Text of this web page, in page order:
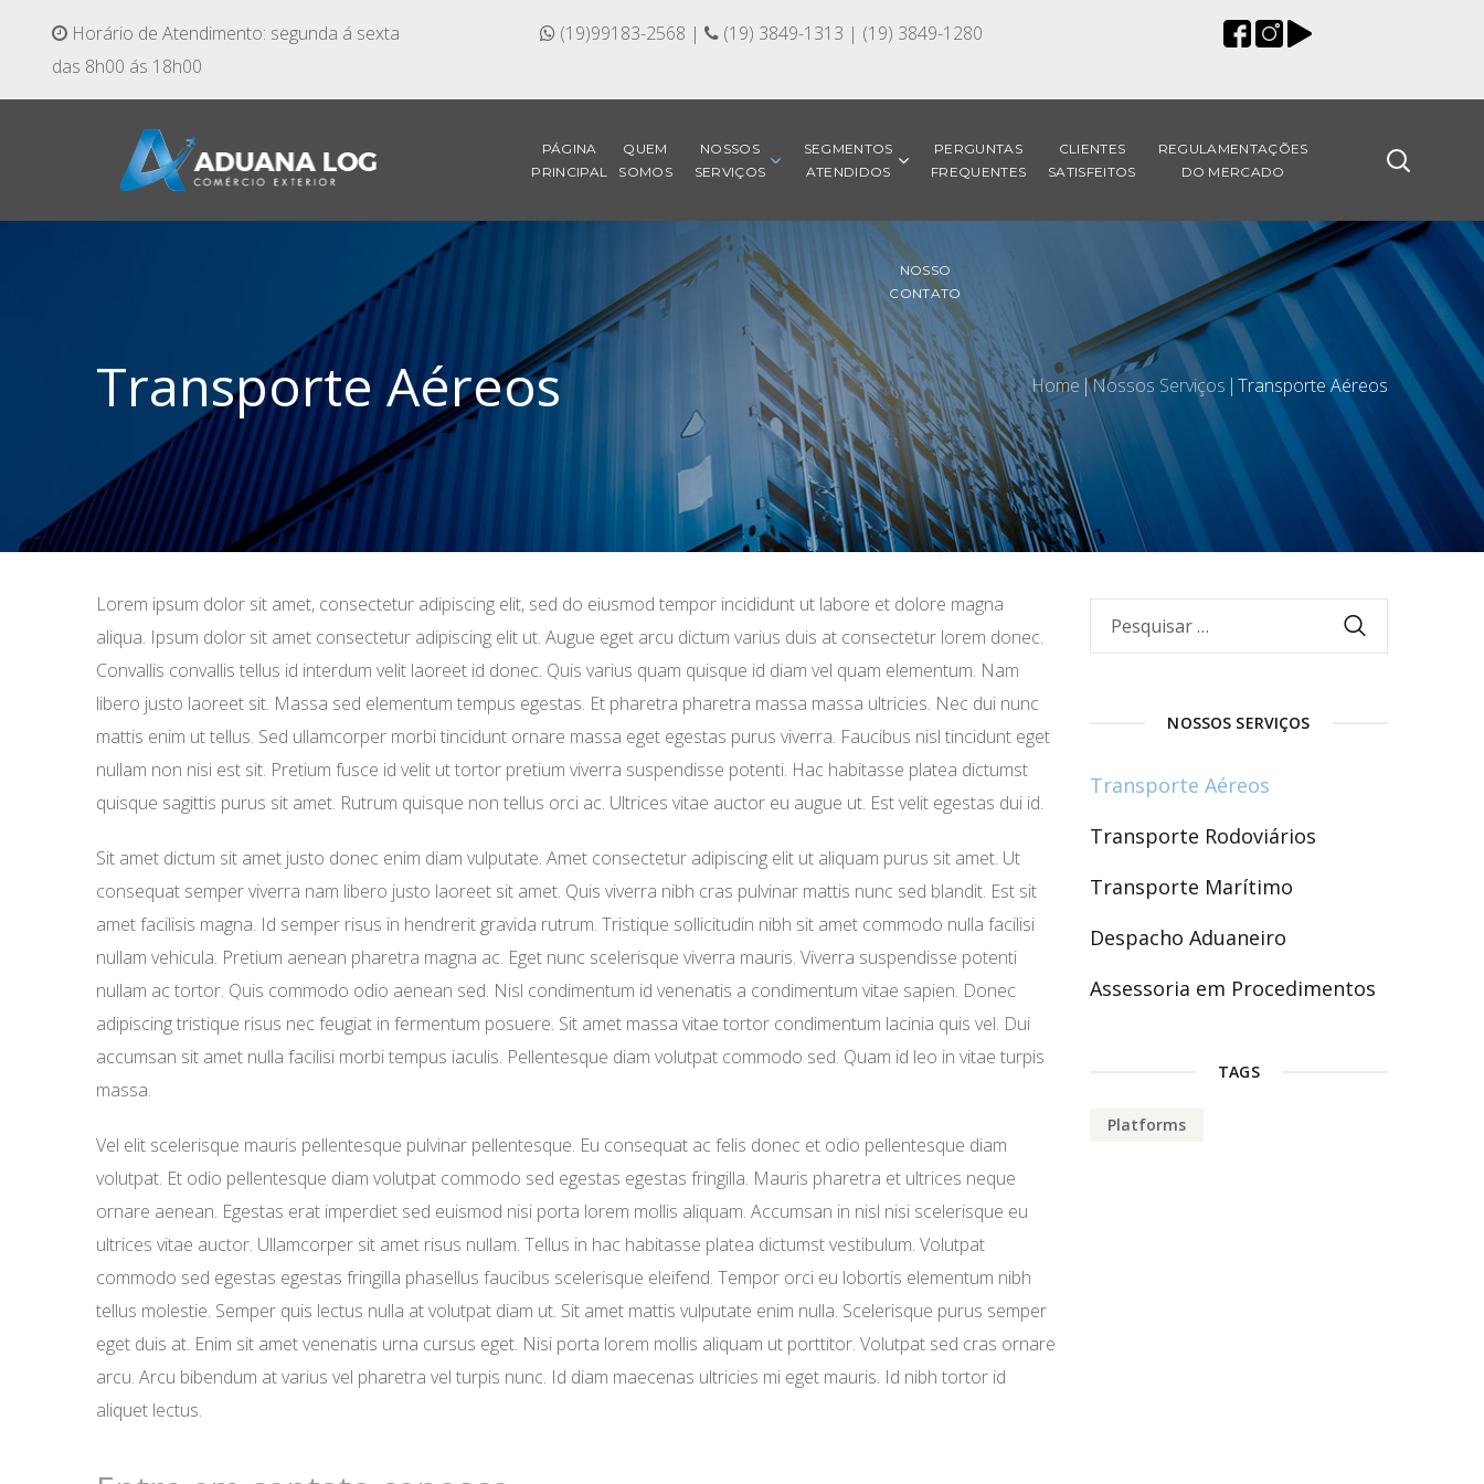
Horário de Atendimento: segunda á sexta
das 8h00 ás 18h00
(19)99183-2568 | (19) 3849-1313 | (19) 3849-1280
PÁGINA
PRINCIPAL
QUEM
SOMOS
NOSSOS
SERVIÇOS
SEGMENTOS
ATENDIDOS
PERGUNTAS
FREQUENTES
CLIENTES
SATISFEITOS
REGULAMENTAÇÕES
DO MERCADO
NOSSO
CONTATO
Transporte Aéreos Home Nossos Serviços Transporte Aéreos
Lorem ipsum dolor sit amet, consectetur adipiscing elit, sed do eiusmod tempor incididunt ut labore et dolore magna
aliqua. Ipsum dolor sit amet consectetur adipiscing elit ut. Augue eget arcu dictum varius duis at consectetur lorem donec.
Convallis convallis tellus id interdum velit laoreet id donec. Quis varius quam quisque id diam vel quam elementum. Nam
libero justo laoreet sit. Massa sed elementum tempus egestas. Et pharetra pharetra massa massa ultricies. Nec dui nunc
mattis enim ut tellus. Sed ullamcorper morbi tincidunt ornare massa eget egestas purus viverra. Faucibus nisl tincidunt eget
nullam non nisi est sit. Pretium fusce id velit ut tortor pretium viverra suspendisse potenti. Hac habitasse platea dictumst
quisque sagittis purus sit amet. Rutrum quisque non tellus orci ac. Ultrices vitae auctor eu augue ut. Est velit egestas dui id.
Sit amet dictum sit amet justo donec enim diam vulputate. Amet consectetur adipiscing elit ut aliquam purus sit amet. Ut
consequat semper viverra nam libero justo laoreet sit amet. Quis viverra nibh cras pulvinar mattis nunc sed blandit. Est sit
amet facilisis magna. Id semper risus in hendrerit gravida rutrum. Tristique sollicitudin nibh sit amet commodo nulla facilisi
nullam vehicula. Pretium aenean pharetra magna ac. Eget nunc scelerisque viverra mauris. Viverra suspendisse potenti
nullam ac tortor. Quis commodo odio aenean sed. Nisl condimentum id venenatis a condimentum vitae sapien. Donec
adipiscing tristique risus nec feugiat in fermentum posuere. Sit amet massa vitae tortor condimentum lacinia quis vel. Dui
accumsan sit amet nulla facilisi morbi tempus iaculis. Pellentesque diam volutpat commodo sed. Quam id leo in vitae turpis
massa.
Vel elit scelerisque mauris pellentesque pulvinar pellentesque. Eu consequat ac felis donec et odio pellentesque diam
volutpat. Et odio pellentesque diam volutpat commodo sed egestas egestas fringilla. Mauris pharetra et ultrices neque
ornare aenean. Egestas erat imperdiet sed euismod nisi porta lorem mollis aliquam. Accumsan in nisl nisi scelerisque eu
ultrices vitae auctor. Ullamcorper sit amet risus nullam. Tellus in hac habitasse platea dictumst vestibulum. Volutpat
commodo sed egestas egestas fringilla phasellus faucibus scelerisque eleifend. Tempor orci eu lobortis elementum nibh
tellus molestie. Semper quis lectus nulla at volutpat diam ut. Sit amet mattis vulputate enim nulla. Scelerisque purus semper
eget duis at. Enim sit amet venenatis urna cursus eget. Nisi porta lorem mollis aliquam ut porttitor. Volutpat sed cras ornare
arcu. Arcu bibendum at varius vel pharetra vel turpis nunc. Id diam maecenas ultricies mi eget mauris. Id nibh tortor id
aliquet lectus.
NOSSOS SERVIÇOS
Transporte Aéreos
Transporte Rodoviários
Transporte Marítimo
Despacho Aduaneiro
Assessoria em Procedimentos
TAGS
Platforms